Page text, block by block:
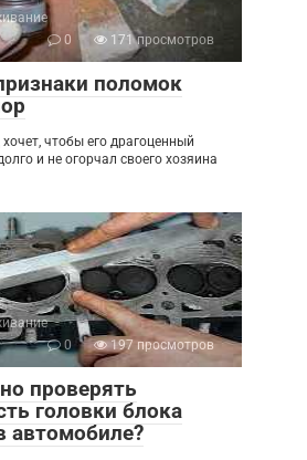
0
171 просмотров
поломок
чтобы его драгоценный
и не огорчал своего хозяина
0
197 просмотров
проверять
головки блока
автомобиле?